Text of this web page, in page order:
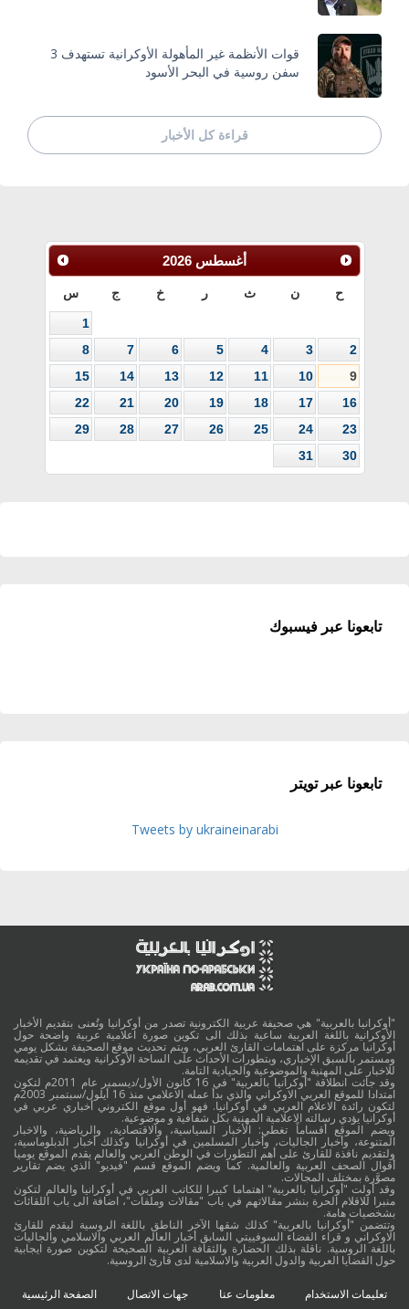
قوات الأنظمة غير المأهولة الأوكرانية تستهدف 3
سفن روسية في البحر الأسود
قراءة كل الأخبار
أغسطس 2026
ح ن ث ر خ ج س
1
2
3
4
5
6
7
8
9
10
11
12
13
14
15
16
17
18
19
20
21
22
23
24
25
26
27
28
29
30
31
تابعونا عبر فيسبوك
تابعونا عبر تويتر
Tweets by ukraineinarabi
"أوكرانيا بالعربية" هي صحيفة عربية الكترونية تصدر من أوكرانيا وتُعنى بتقديم الأخبار
الأوكرانية باللغة العربية ساعية بذلك الى تكوين صورة اعلامية عربية واضحة حول
أوكرانيا مركزة على اهتمامات القارئ العربي، ويتم تحديث موقع الصحيفة بشكل يومي
ومستمر بالسبق الإخباري، وبتطورات الأحداث على الساحة الأوكرانية ويعتمد في تقديمه
للاخبار على المهنية والموضوعية والحيادية التامة.
وقد جائت انطلاقة "أوكرانيا بالعربية" في 16 كانون الأول/ديسمبر عام 2011م لتكون
امتدادا للموقع العربي الاوكراني والذي بدأ عمله الاعلامي منذ 16 أيلول/سبتمبر 2003م
لتكون رائدة الاعلام العربي في أوكرانيا. فهو أول موقع الكتروني أخباري عربي في
أوكرانيا يؤدي رسالته الاعلامية المهنية بكل شفافية و موضوعية.
ويضم الموقع أقساماً تغطي: الأخبار السياسية، والاقتصادية، والرياضية، والاخبار
المتنوعة، وأخبار الجاليات، وأخبار المسلمين في أوكرانيا وكذلك أخبار الدبلوماسية،
ولتقديم نافذة للقارئ على أهم التطورات في الوطن العربي والعالم يقدم الموقع يوميا
أقوال الصحف العربية والعالمية. كما ويضم الموقع قسم "فيديو" الذي يضم تقارير
مصوَّرة بمختلف المجالات.
وقد أولت "أوكرانيا بالعربية" اهتماما كبيرا للكاتب العربي في أوكرانيا والعالم لتكون
منبرا للاقلام الحرة بنشر مقالاتهم في باب "مقالات وملفات"، اضافة الى باب اللقائات
بشخصيات هامة.
وتتضمن "أوكرانيا بالعربية" كذلك شقها الآخر الناطق باللغة الروسية ليقدم للقارئ
الاوكراني و قراء الفضاء السوفييتي السابق أخبار العالم العربي والاسلامي والجاليات
باللغة الروسية. ناقلة بذلك الحضارة والثقافة العربية الصحيحة لتكوين صورة ايجابية
حول القضايا العربية والدول العربية والاسلامية لدى قارئ الروسية.
تعليمات الاستخدام معلومات عنا جهات الاتصال الصفحة الرئيسية